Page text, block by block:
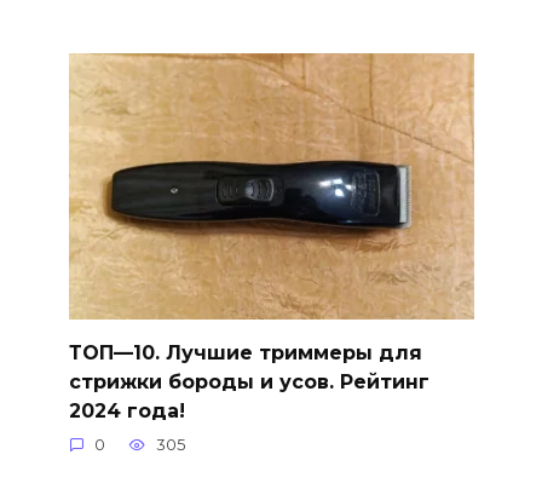
ТОП—10. Лучшие триммеры для
стрижки бороды и усов. Рейтинг
2024 года!
0 305